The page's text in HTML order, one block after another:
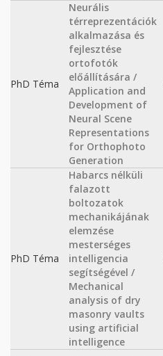
PhD Téma
Neurális
térreprezentációk
alkalmazása és
fejlesztése
ortofotók
előállítására /
Application and
Development of
Neural Scene
Representations
for Orthophoto
Generation
PhD Téma
Habarcs nélküli
falazott
boltozatok
mechanikájának
elemzése
mesterséges
intelligencia
segítségével /
Mechanical
analysis of dry
masonry vaults
using artificial
intelligence